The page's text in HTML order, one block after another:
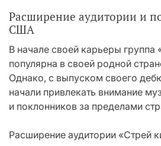
Расширение аудитории и
США
В начале своей карьеры группа
популярна в своей родной
Однако, с выпуском своего
начали привлекать внимание
и поклонников за пределами
Расширение аудитории «Стрей